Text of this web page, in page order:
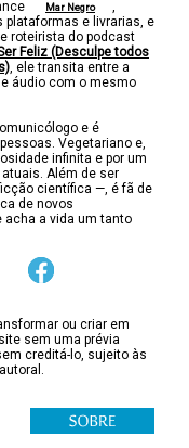
Mar Negro
,
plataformas e livrarias, e
roteirista do podcast
Feliz (Desculpe todos
, ele transita entre a
áudio com o mesmo
e é
Vegetariano e,
infinita e por um
Além de ser
científica —, é fã de
de novos
acha a vida um tanto
ou criar em
sem uma prévia
creditá-lo, sujeito às